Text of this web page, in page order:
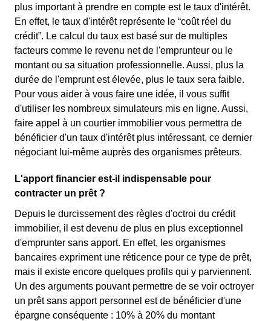
plus important à prendre en compte est le taux d'intérêt.
En effet, le taux d'intérêt représente le “coût réel du
crédit”. Le calcul du taux est basé sur de multiples
facteurs comme le revenu net de l'emprunteur ou le
montant ou sa situation professionnelle. Aussi, plus la
durée de l'emprunt est élevée, plus le taux sera faible.
Pour vous aider à vous faire une idée, il vous suffit
d'utiliser les nombreux simulateurs mis en ligne. Aussi,
faire appel à un courtier immobilier vous permettra de
bénéficier d'un taux d'intérêt plus intéressant, ce dernier
négociant lui-même auprès des organismes prêteurs.
L'apport financier est-il indispensable pour
contracter un prêt ?
Depuis le durcissement des règles d'octroi du crédit
immobilier, il est devenu de plus en plus exceptionnel
d'emprunter sans apport. En effet, les organismes
bancaires expriment une réticence pour ce type de prêt,
mais il existe encore quelques profils qui y parviennent.
Un des arguments pouvant permettre de se voir octroyer
un prêt sans apport personnel est de bénéficier d'une
épargne conséquente : 10% à 20% du montant